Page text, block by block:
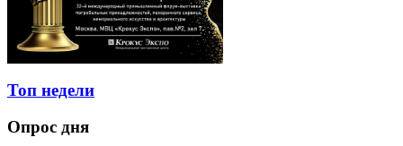
Топ недели
Опрос дня